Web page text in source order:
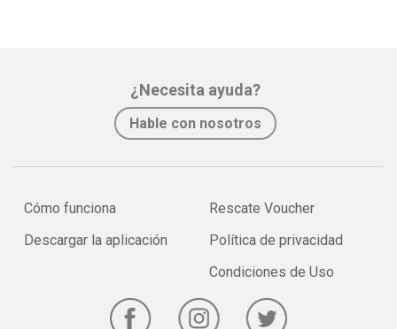
¿Necesita ayuda?
Hable con nosotros
Cómo funciona
Descargar la aplicación
Rescate Voucher
Política de privacidad
Condiciones de Uso